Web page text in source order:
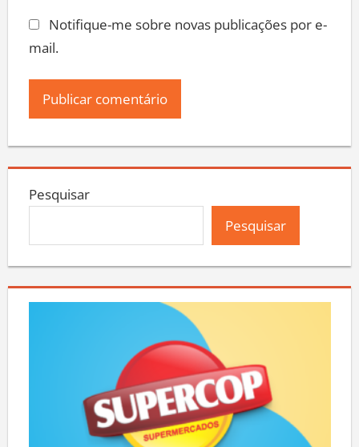
Notifique-me sobre novas publicações por e-
mail.
Pesquisar
Pesquisar